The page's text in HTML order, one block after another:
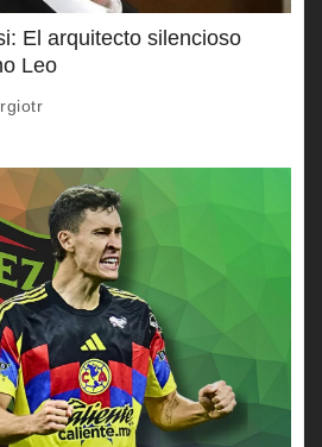
El arquitecto silencioso
Leo